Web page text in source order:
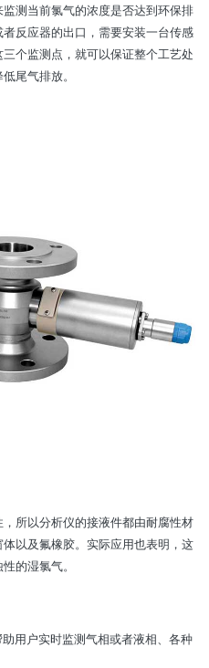
测当前氯气的浓度是否达到环保排
反应器的出口，需要安装一台传感
个监测点，就可以保证整个工艺处
尾气排放。
所以分析仪的接液件都由耐腐性材
以及氟橡胶。实际应用也表明，这
的湿氯气。
用户实时监测气相或者液相、各种